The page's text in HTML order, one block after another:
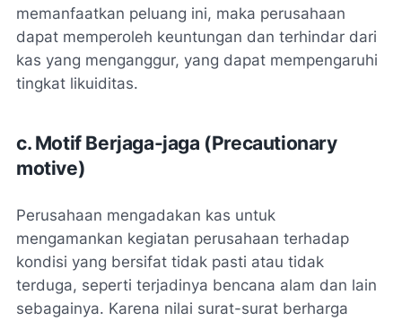
memanfaatkan peluang ini, maka perusahaan
dapat memperoleh keuntungan dan terhindar dari
kas yang menganggur, yang dapat mempengaruhi
tingkat likuiditas.
c. Motif Berjaga-jaga (Precautionary
motive)
Perusahaan mengadakan kas untuk
mengamankan kegiatan perusahaan terhadap
kondisi yang bersifat tidak pasti atau tidak
terduga, seperti terjadinya bencana alam dan lain
sebagainya. Karena nilai surat-surat berharga